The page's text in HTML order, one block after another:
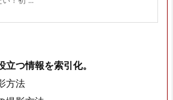
つ情報を索引化。
方法